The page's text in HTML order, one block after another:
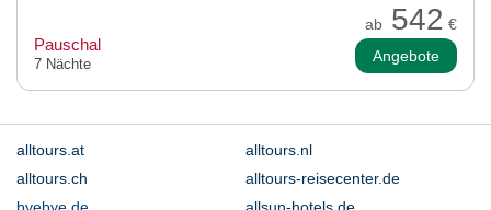
ab 542 €
Pauschal
7 Nächte Angebote
alltours.at
alltours.nl
alltours.ch
alltours-reisecenter.de
byebye.de
allsun-hotels.de